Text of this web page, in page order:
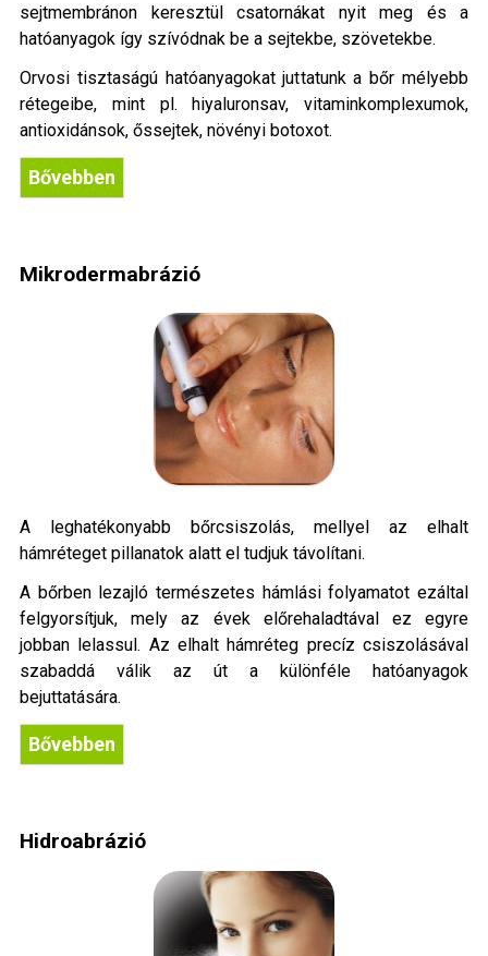
sejtmembránon keresztül csatornákat nyit meg és a
hatóanyagok így szívódnak be a sejtekbe, szövetekbe.
Orvosi tisztaságú hatóanyagokat juttatunk a bőr mélyebb
rétegeibe, mint pl. hiyaluronsav, vitaminkomplexumok,
antioxidánsok, őssejtek, növényi botoxot.
Bővebben
Mikrodermabrázió
A leghatékonyabb bőrcsiszolás, mellyel az elhalt
hámréteget pillanatok alatt el tudjuk távolítani.
A bőrben lezajló természetes hámlási folyamatot ezáltal
felgyorsítjuk, mely az évek előrehaladtával ez egyre
jobban lelassul. Az elhalt hámréteg precíz csiszolásával
szabaddá válik az út a különféle hatóanyagok
bejuttatására.
Bővebben
Hidroabrázió